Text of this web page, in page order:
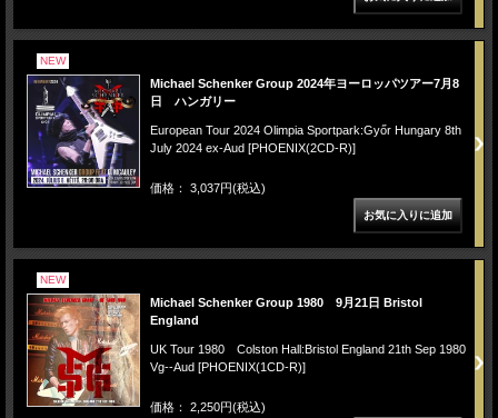
NEW
Michael Schenker Group 2024年ヨーロッパツアー7月8
日 ハンガリー
European Tour 2024 Olimpia Sportpark:Győr Hungary 8th
July 2024 ex-Aud [PHOENIX(2CD-R)]
価格： 3,037円(税込)
NEW
Michael Schenker Group 1980 9月21日 Bristol
England
UK Tour 1980 Colston Hall:Bristol England 21th Sep 1980
Vg--Aud [PHOENIX(1CD-R)]
価格： 2,250円(税込)